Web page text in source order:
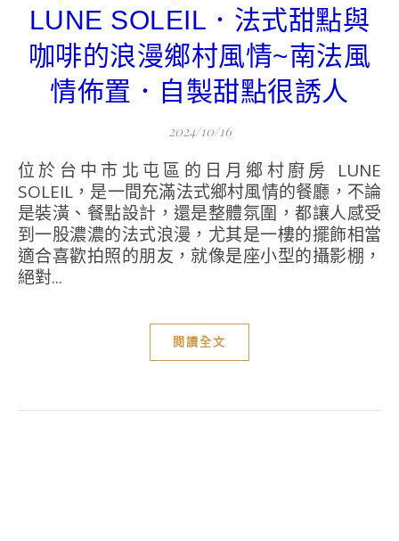
LUNE SOLEIL．法式甜點與
咖啡的浪漫鄉村風情~南法風
情佈置．自製甜點很誘人
2024/10/16
位於台中市北屯區的日月鄉村廚房 LUNE
SOLEIL，是一間充滿法式鄉村風情的餐廳，不論
是裝潢、餐點設計，還是整體氛圍，都讓人感受
到一股濃濃的法式浪漫，尤其是一樓的擺飾相當
適合喜歡拍照的朋友，就像是座小型的攝影棚，
絕對...
閱讀全文